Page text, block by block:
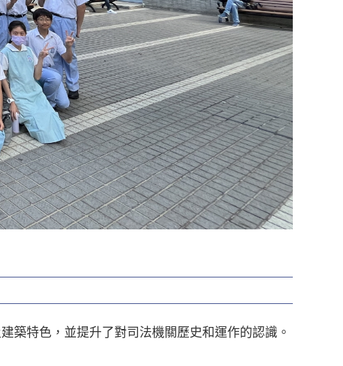
築特色，並提升了對司法機關歷史和運作的認識。